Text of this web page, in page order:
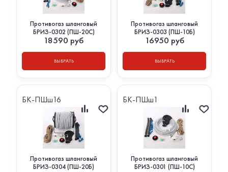
Противогаз шланговый
БРИЗ-0302 (ПШ-20С)
18590 руб
ВЫБРАТЬ
Противогаз шланговый
БРИЗ-0303 (ПШ-10Б)
16950 руб
ВЫБРАТЬ
БК-ПШш16
Противогаз шланговый
БРИЗ-0304 (ПШ-20Б)
БК-ПШш1
Противогаз шланговый
БРИЗ-0301 (ПШ-10С)